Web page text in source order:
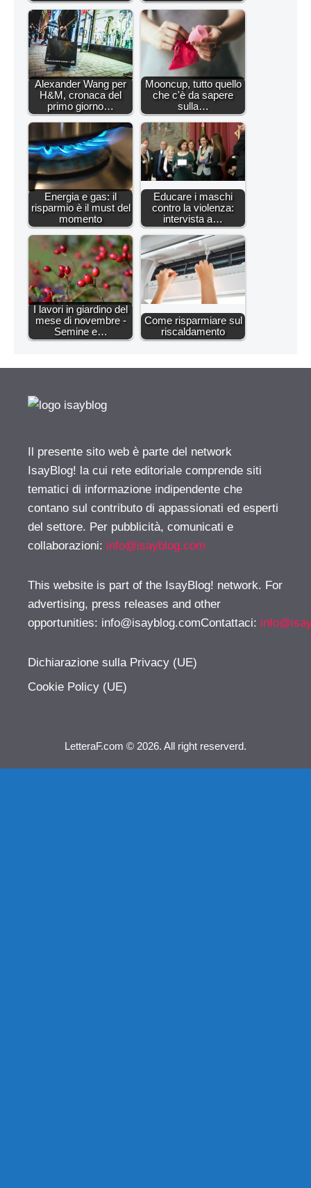
Alexander Wang per
H&M, cronaca del
primo giorno…
Mooncup, tutto quello
che c'è da sapere
sulla…
Energia e gas: il
risparmio è il must del
momento
Educare i maschi
contro la violenza:
intervista a…
I lavori in giardino del
mese di novembre -
Semine e…
Come risparmiare sul
riscaldamento
Il presente sito web è parte del network
IsayBlog! la cui rete editoriale comprende siti
tematici di informazione indipendente che
contano sul contributo di appassionati ed esperti
del settore. Per pubblicità, comunicati e
collaborazioni: info@isayblog.com
This website is part of the IsayBlog! network. For
advertising, press releases and other
opportunities: info@isayblog.comContattaci:
Dichiarazione sulla Privacy (UE)
Cookie Policy (UE)
LetteraF.com © 2026. All right reserverd.